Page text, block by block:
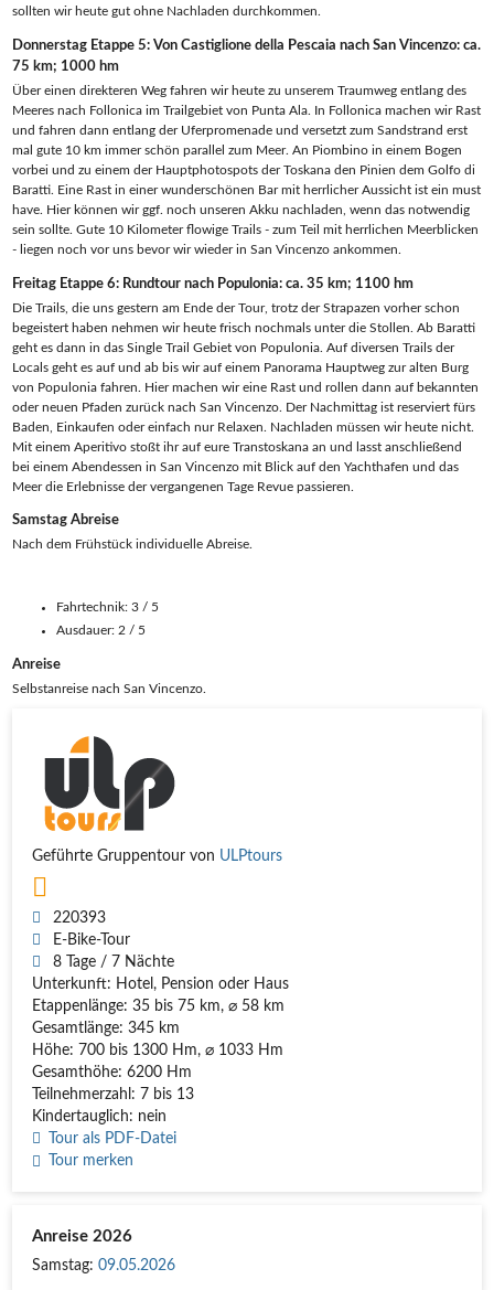
sollten wir heute gut ohne Nachladen durchkommen.
Donnerstag Etappe 5: Von Castiglione della Pescaia nach San Vincenzo: ca.
75 km; 1000 hm
Über einen direkteren Weg fahren wir heute zu unserem Traumweg entlang des
Meeres nach Follonica im Trailgebiet von Punta Ala. In Follonica machen wir Rast
und fahren dann entlang der Uferpromenade und versetzt zum Sandstrand erst
mal gute 10 km immer schön parallel zum Meer. An Piombino in einem Bogen
vorbei und zu einem der Hauptphotospots der Toskana den Pinien dem Golfo di
Baratti. Eine Rast in einer wunderschönen Bar mit herrlicher Aussicht ist ein must
have. Hier können wir ggf. noch unseren Akku nachladen, wenn das notwendig
sein sollte. Gute 10 Kilometer flowige Trails - zum Teil mit herrlichen Meerblicken
- liegen noch vor uns bevor wir wieder in San Vincenzo ankommen.
Freitag Etappe 6: Rundtour nach Populonia: ca. 35 km; 1100 hm
Die Trails, die uns gestern am Ende der Tour, trotz der Strapazen vorher schon
begeistert haben nehmen wir heute frisch nochmals unter die Stollen. Ab Baratti
geht es dann in das Single Trail Gebiet von Populonia. Auf diversen Trails der
Locals geht es auf und ab bis wir auf einem Panorama Hauptweg zur alten Burg
von Populonia fahren. Hier machen wir eine Rast und rollen dann auf bekannten
oder neuen Pfaden zurück nach San Vincenzo. Der Nachmittag ist reserviert fürs
Baden, Einkaufen oder einfach nur Relaxen. Nachladen müssen wir heute nicht.
Mit einem Aperitivo stoßt ihr auf eure Transtoskana an und lasst anschließend
bei einem Abendessen in San Vincenzo mit Blick auf den Yachthafen und das
Meer die Erlebnisse der vergangenen Tage Revue passieren.
Samstag Abreise
Nach dem Frühstück individuelle Abreise.
Fahrtechnik: 3 / 5
Ausdauer: 2 / 5
Anreise
Selbstanreise nach San Vincenzo.
Geführte Gruppentour von ULPtours
220393
E-Bike-Tour
8 Tage / 7 Nächte
Unterkunft: Hotel, Pension oder Haus
Etappenlänge: 35 bis 75 km, ⌀ 58 km
Gesamtlänge: 345 km
Höhe: 700 bis 1300 Hm, ⌀ 1033 Hm
Gesamthöhe: 6200 Hm
Teilnehmerzahl: 7 bis 13
Kindertauglich: nein
Tour als PDF-Datei
Tour merken
Anreise 2026
Samstag:09.05.2026